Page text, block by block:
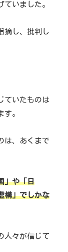
ていました。
摘し、批判し
ていたものは
す。
は、あくまで
」や「日
構」でしかな
人々が信じて